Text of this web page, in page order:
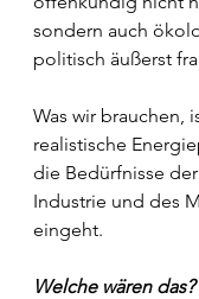
sondern auch
politisch äußerst
Was wir brauchen,
realistische
die Bedürfnisse
Industrie und des
eingeht.
Welche wären das?